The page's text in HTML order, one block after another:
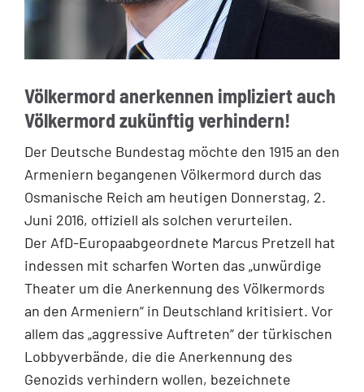
Völkermord anerkennen impliziert auch
Völkermord zukünftig verhindern!
Der Deutsche Bundestag möchte den 1915 an den
Armeniern begangenen Völkermord durch das
Osmanische Reich am heutigen Donnerstag, 2.
Juni 2016, offiziell als solchen verurteilen.
Der AfD-Europaabgeordnete Marcus Pretzell hat
indessen mit scharfen Worten das „unwürdige
Theater um die Anerkennung des Völkermords
an den Armeniern“ in Deutschland kritisiert. Vor
allem das „aggressive Auftreten“ der türkischen
Lobbyverbände, die die Anerkennung des
Genozids verhindern wollen, bezeichnete